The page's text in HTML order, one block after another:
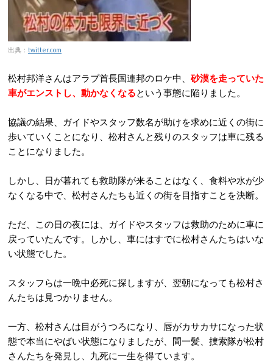
出典： twitter.com
松村邦洋さんはアラブ首長国連邦のロケ中、 砂漠を走っていた
車がエンストし、動かなくなるという事態に陥りました。
協議の結果、ガイドやスタッフ数名が助けを求めに近くの街に
歩いていくことになり、松村さんと残りのスタッフは車に残る
ことになりました。
しかし、日が暮れても救助隊が来ることはなく、食料や水が少
なくなる中で、松村さんたちも近くの街を目指すことを決断。
ただ、この日の夜には、ガイドやスタッフは救助のために車に
戻っていたんです。しかし、車にはすでに松村さんたちはいな
い状態でした。
スタッフらは一晩中必死に探しますが、翌朝になっても松村さ
んたちは見つかりません。
一方、松村さんは目がうつろになり、唇がカサカサになった状
態で本当にやばい状態になりましたが、間一髪、捜索隊が松村
さんたちを発見し、九死に一生を得ています。